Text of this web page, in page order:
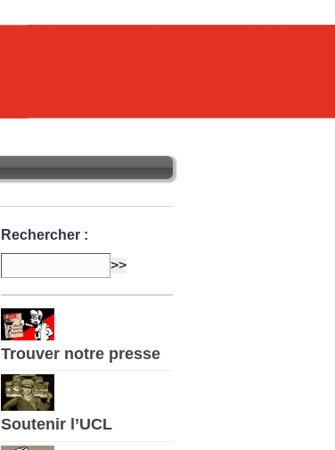
Rechercher :
Trouver notre presse
Soutenir l’UCL